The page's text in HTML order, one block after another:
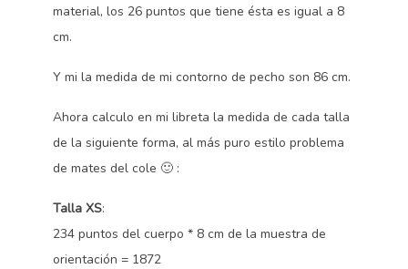
material, los 26 puntos que tiene ésta es igual a 8
cm.
Y mi la medida de mi contorno de pecho son 86 cm.
Ahora calculo en mi libreta la medida de cada talla
de la siguiente forma, al más puro estilo problema
de mates del cole 🙂 :
Talla XS:
234 puntos del cuerpo * 8 cm de la muestra de
orientación = 1872